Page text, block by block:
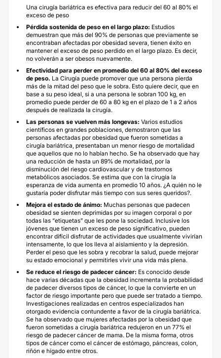
Una cirugía bariátrica es efectiva para reducir del 60 al 80% el
exceso de peso
Pérdida sostenida de peso en el largo plazo: Estudios
demuestran que más del 90% de personas que previamente se
encontraban afectadas por obesidad severa, tienen éxito en
mantener el exceso de peso perdido en el largo plazo. Es decir,
no volverán a ser obesos nuevamente.
Efectividad para perder en promedio del 60 al 80% del exceso
de peso. La Cirugía puede promover que una persona pierda
más de la mitad del peso que le sobra. Esto quiere decir, que en
base a su peso ideal, si a una persona le sobran 100 kg, en
promedio puede perder de 60 a 80 kg en el plazo de 1 a 2 años
después de realizada la cirugía.
Las personas se vuelven más longevas: Varios estudios
científicos en grandes poblaciones, demostraron que las
personas afectadas por obesidad que fueron sometidas a
cirugía bariátrica, presentaban un menor riesgo de mortalidad
que aquellos que no lo habían hecho. Se ha observado que hay
una reducción de hasta un 89% de mortalidad, por la
disminución del riesgo cardiovascular y de trastornos
metabólicos asociados. Se estima que con la cirugía la
esperanza de vida aumenta en promedio 10 años. ¿A quién no le
gustaría poder disfrutar más tiempo con sus seres queridos?.
Mejora el estado de ánimo: Muchas personas que padecen
obesidad se sienten deprimidas por su imagen corporal o por
todas las “etiquetas” que les pone la sociedad. Inclusive los
jóvenes que tienen un exceso de peso significativo, pueden
encontrar difícil disfrutar de actividades que usualmente vivirían
intensamente, lo que los lleva al aislamiento y la depresión.
Perder el peso que les sobra y recobrar la salud, puede mejorar
su estado emocional y permitirles vivir una vida más plena.
Se reduce el riesgo de padecer cáncer: Es conocido desde
hace varias décadas que la obesidad incrementa la probabilidad
de padecer diversos tipos de cáncer, lo que la convierte en un
factor de riesgo importante pero que puede ser tratado a tiempo.
Investigaciones realizadas en centros especializados han
otorgado evidencia contundente a favor de la cirugía bariátrica.
Se ha observado que mujeres afectadas por la obesidad que
fueron sometidas a cirugía bariátrica redujeron en un 77% el
riesgo de padecer cáncer de mama. De la misma forma, otros
tipos de cáncer como el cáncer de estómago, páncreas, colon,
riñón e hígado entre otros.